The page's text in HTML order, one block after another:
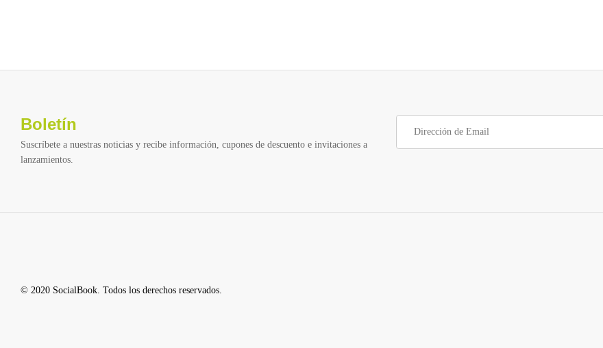
Boletín
Suscríbete a nuestras noticias y recibe información, cupones de descuento e invitaciones a
lanzamientos.
© 2020 SocialBook. Todos los derechos reservados.